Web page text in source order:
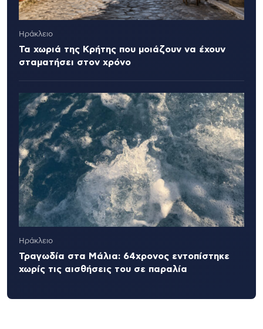
Ηράκλειο
Τα χωριά της Κρήτης που μοιάζουν να έχουν
σταματήσει στον χρόνο
Ηράκλειο
Τραγωδία στα Μάλια: 64χρονος εντοπίστηκε
χωρίς τις αισθήσεις του σε παραλία